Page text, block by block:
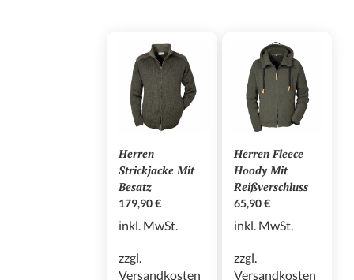
Herren
Strickjacke Mit
Besatz
179,90€
inkl. MwSt.
zzgl.
Versandkosten
Herren Fleece
Hoody Mit
Reißverschluss
65,90€
inkl. MwSt.
zzgl.
Versandkosten